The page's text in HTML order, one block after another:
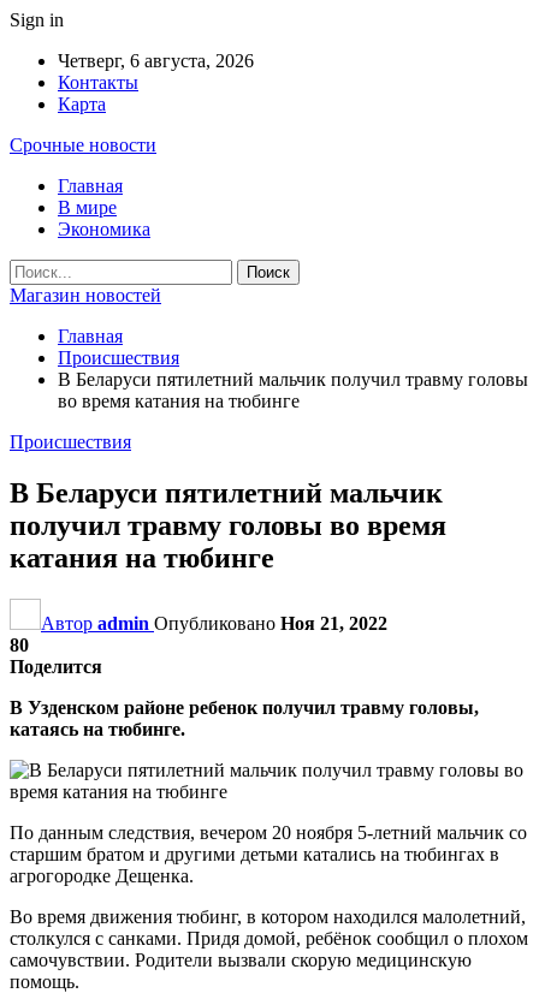
Sign in
Четверг, 6 августа, 2026
Контакты
Карта
Срочные новости
Главная
В мире
Экономика
Магазин новостей
Главная
Происшествия
В Беларуси пятилетний мальчик получил травму головы
во время катания на тюбинге
Происшествия
В Беларуси пятилетний мальчик
получил травму головы во время
катания на тюбинге
Автор admin Опубликовано Ноя 21, 2022
80
Поделится
В Узденском районе ребенок получил травму головы,
катаясь на тюбинге.
По данным следствия, вечером 20 ноября 5-летний мальчик со
старшим братом и другими детьми катались на тюбингах в
агрогородке Дещенка.
Во время движения тюбинг, в котором находился малолетний,
столкулся с санками. Придя домой, ребёнок сообщил о плохом
самочувствии. Родители вызвали скорую медицинскую
помощь.